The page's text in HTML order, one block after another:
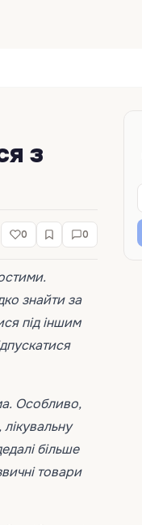
з
0 0
знайти за
під іншим
Особливо,
більше
товари